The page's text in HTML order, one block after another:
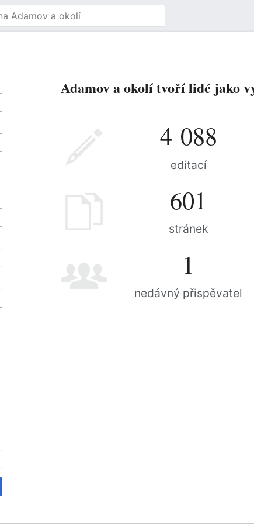
Adamov a okolí tvoří lidé jako
4 088
editací
601
stránek
1
nedávný přispěvatel